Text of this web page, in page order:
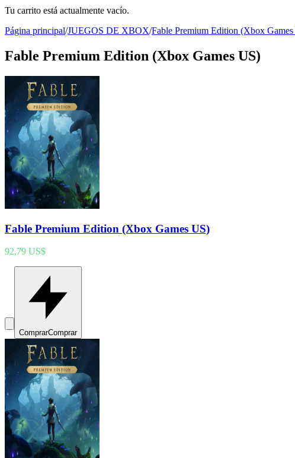
Tu carrito está actualmente vacío.
Página principal/JUEGOS DE XBOX/Fable Premium Edition (Xbox
Fable Premium Edition (Xbox Games US)
Fable Premium Edition (Xbox Games US)
92,79 US$
ComprarComprar